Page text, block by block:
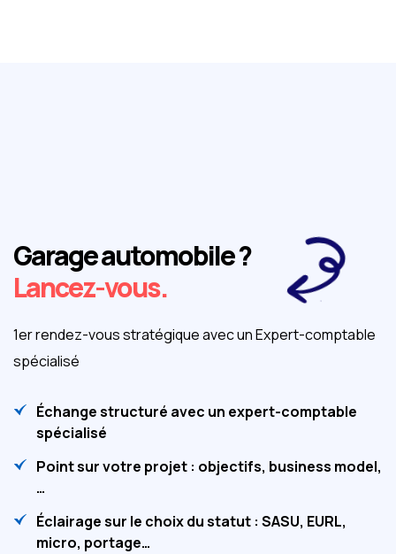
Garage automobile ?
Lancez-vous.
1er rendez-vous stratégique avec un Expert-comptable
spécialisé
Échange structuré avec un expert-comptable
spécialisé
Point sur votre projet : objectifs, business model,
…
Éclairage sur le choix du statut : SASU, EURL,
micro, portage…